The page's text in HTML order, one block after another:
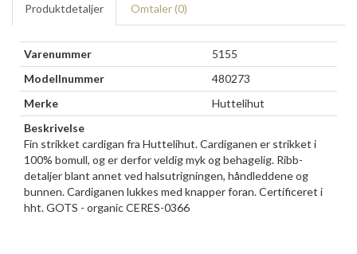
Produktdetaljer Omtaler (0)
Varenummer
5155
Modellnummer
480273
Merke
Huttelihut
Beskrivelse
Fin strikket cardigan fra Huttelihut. Cardiganen er strikket i
100% bomull, og er derfor veldig myk og behagelig. Ribb-
detaljer blant annet ved halsutrigningen, håndleddene og
bunnen. Cardiganen lukkes med knapper foran. Certificeret i
hht. GOTS - organic CERES-0366